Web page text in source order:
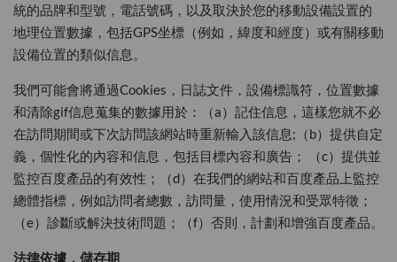
統的品牌和型號，電話號碼，以及取決於您的移動設備設置的
地理位置數據，包括GPS坐標（例如，緯度和經度）或有關移動
設備位置的類似信息。
我們可能會將通過Cookies，日誌文件，設備標識符，位置數據
和清除gif信息蒐集的數據用於：（a）記住信息，這樣您就不必
在訪問期間或下次訪問該網站時重新輸入該信息;（b）提供自定
義，個性化的內容和信息，包括目標內容和廣告； （c）提供並
監控百度產品的有效性；（d）在我們的網站和百度產品上監控
總體指標，例如訪問者總數，訪問量，使用情況和受眾特徵；
（e）診斷或解決技術問題；（f）否則，計劃和增強百度產品。
法律依據，儲存期